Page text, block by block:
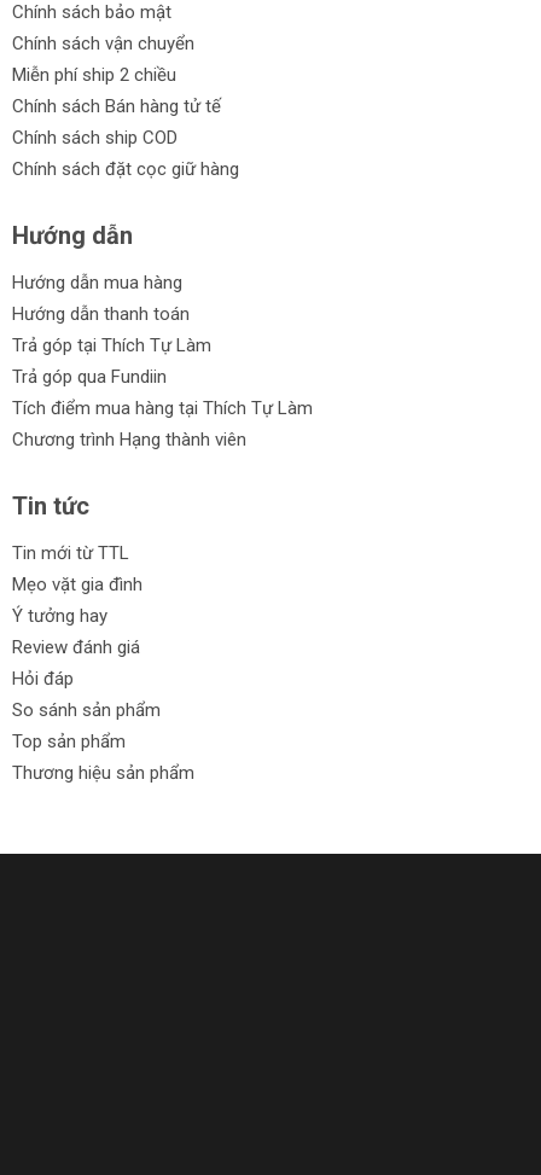
Chính sách bảo mật
Chính sách vận chuyển
Miễn phí ship 2 chiều
Chính sách Bán hàng tử tế
Chính sách ship COD
Chính sách đặt cọc giữ hàng
Hướng dẫn
Hướng dẫn mua hàng
Hướng dẫn thanh toán
Trả góp tại Thích Tự Làm
Trả góp qua Fundiin
Tích điểm mua hàng tại Thích Tự Làm
Chương trình Hạng thành viên
Tin tức
Tin mới từ TTL
Mẹo vặt gia đình
Ý tưởng hay
Review đánh giá
Hỏi đáp
So sánh sản phẩm
Top sản phẩm
Thương hiệu sản phẩm